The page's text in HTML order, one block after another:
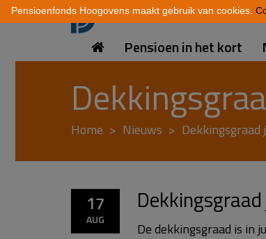
Pensioen in het kort
Home Nieuws Dekkingsgraad
17
AUG
De dekkingsgraad is in
Pensioenfonds Hoogovens maakt gebruik van cookies.